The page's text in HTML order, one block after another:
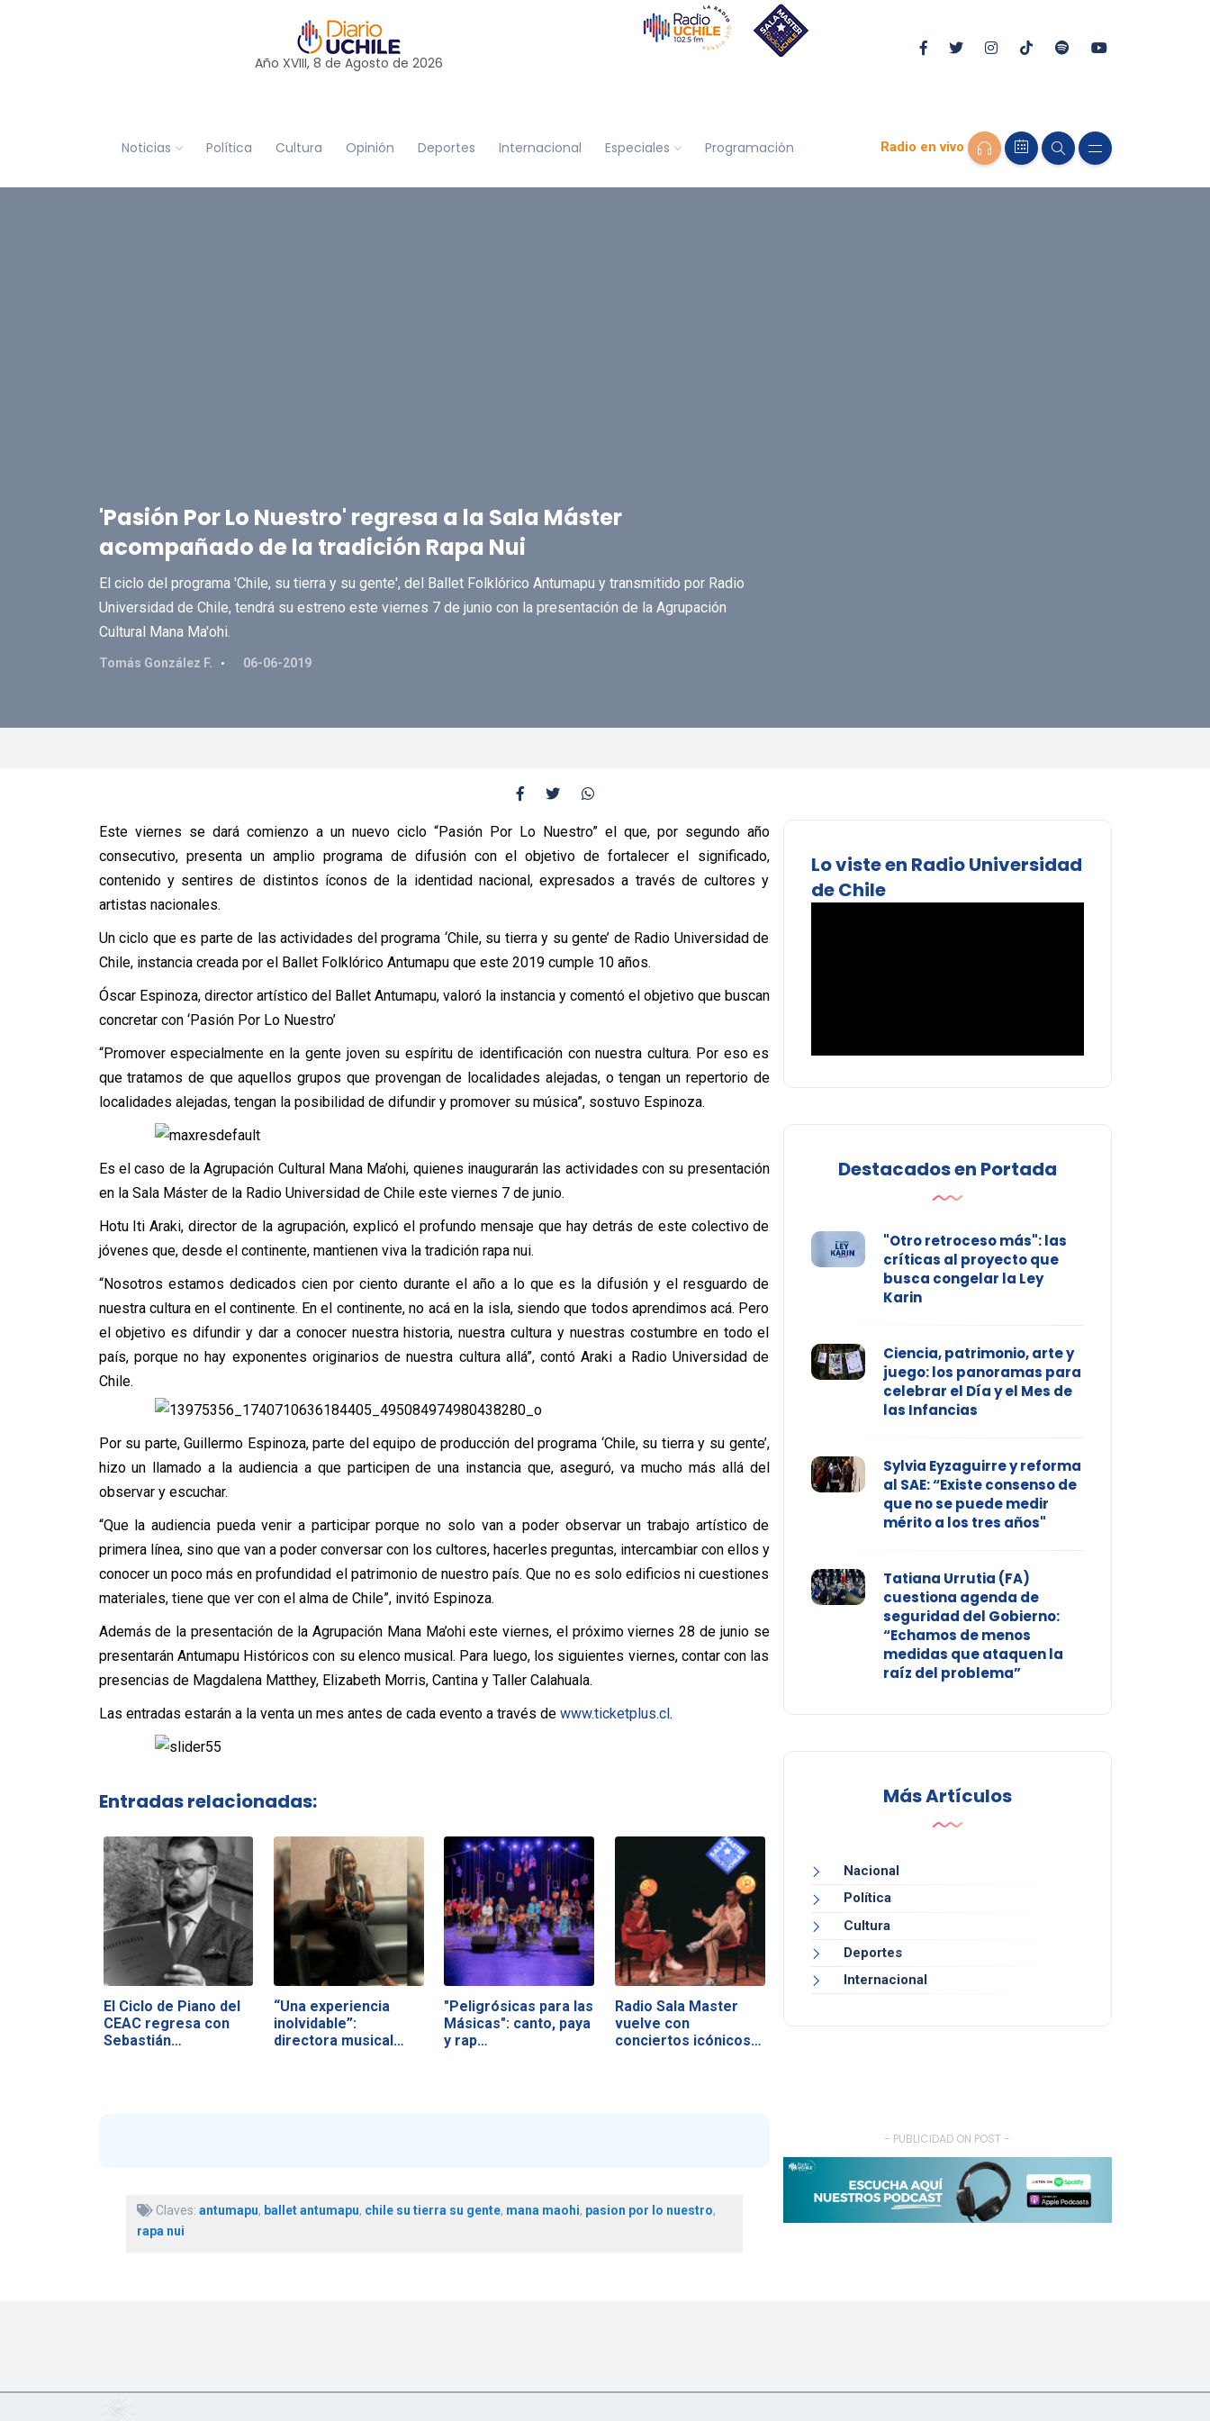
Año XVIII, 8 de Agosto de 2026
Noticias Política Cultura Opinión Deportes Internacional Especiales Programación Radio en vivo
'Pasión Por Lo Nuestro' regresa a la Sala Máster
acompañado de la tradición Rapa Nui
El ciclo del programa 'Chile, su tierra y su gente', del Ballet Folklórico Antumapu y transmitido por Radio
Universidad de Chile, tendrá su estreno este viernes 7 de junio con la presentación de la Agrupación
Cultural Mana Ma'ohi.
Tomás González F. 06-06-2019
Este viernes se dará comienzo a un nuevo ciclo “Pasión Por Lo Nuestro” el que, por segundo año
consecutivo, presenta un amplio programa de difusión con el objetivo de fortalecer el significado,
contenido y sentires de distintos íconos de la identidad nacional, expresados a través de cultores y
artistas nacionales.
Un ciclo que es parte de las actividades del programa ‘Chile, su tierra y su gente’ de Radio Universidad de
Chile, instancia creada por el Ballet Folklórico Antumapu que este 2019 cumple 10 años.
Óscar Espinoza, director artístico del Ballet Antumapu, valoró la instancia y comentó el objetivo que buscan
concretar con ‘Pasión Por Lo Nuestro’
“Promover especialmente en la gente joven su espíritu de identificación con nuestra cultura. Por eso es
que tratamos de que aquellos grupos que provengan de localidades alejadas, o tengan un repertorio de
localidades alejadas, tengan la posibilidad de difundir y promover su música”, sostuvo Espinoza.
Es el caso de la Agrupación Cultural Mana Ma’ohi, quienes inaugurarán las actividades con su presentación
en la Sala Máster de la Radio Universidad de Chile este viernes 7 de junio.
Hotu Iti Araki, director de la agrupación, explicó el profundo mensaje que hay detrás de este colectivo de
jóvenes que, desde el continente, mantienen viva la tradición rapa nui.
“Nosotros estamos dedicados cien por ciento durante el año a lo que es la difusión y el resguardo de
nuestra cultura en el continente. En el continente, no acá en la isla, siendo que todos aprendimos acá. Pero
el objetivo es difundir y dar a conocer nuestra historia, nuestra cultura y nuestras costumbre en todo el
país, porque no hay exponentes originarios de nuestra cultura allá”, contó Araki a Radio Universidad de
Chile.
Por su parte, Guillermo Espinoza, parte del equipo de producción del programa ‘Chile, su tierra y su gente’,
hizo un llamado a la audiencia a que participen de una instancia que, aseguró, va mucho más allá del
observar y escuchar.
“Que la audiencia pueda venir a participar porque no solo van a poder observar un trabajo artístico de
primera línea, sino que van a poder conversar con los cultores, hacerles preguntas, intercambiar con ellos y
conocer un poco más en profundidad el patrimonio de nuestro país. Que no es solo edificios ni cuestiones
materiales, tiene que ver con el alma de Chile”, invitó Espinoza.
Además de la presentación de la Agrupación Mana Ma’ohi este viernes, el próximo viernes 28 de junio se
presentarán Antumapu Históricos con su elenco musical. Para luego, los siguientes viernes, contar con las
presencias de Magdalena Matthey, Elizabeth Morris, Cantina y Taller Calahuala.
Las entradas estarán a la venta un mes antes de cada evento a través de www.ticketplus.cl.
Entradas relacionadas:
El Ciclo de Piano del
CEAC regresa con
Sebastián…
“Una experiencia
inolvidable”:
directora musical
"Peligrósicas para las
Másicas": canto, paya
y rap…
Radio Sala Master
vuelve con
conciertos icónicos
Claves: antumapu, ballet antumapu, chile su tierra su gente, mana maohi, pasion por lo nuestro,
rapa nui
Lo viste en Radio Universidad
de Chile
Destacados en Portada
"Otro retroceso más": las
críticas al proyecto que
busca congelar la Ley
Karin
Ciencia, patrimonio, arte y
juego: los panoramas para
celebrar el Día y el Mes de
las Infancias
Sylvia Eyzaguirre y reforma
al SAE: “Existe consenso de
que no se puede medir
mérito a los tres años"
Tatiana Urrutia (FA)
cuestiona agenda de
seguridad del Gobierno:
“Echamos de menos
medidas que ataquen la
raíz del problema”
Más Artículos
Nacional
Política
Cultura
Deportes
Internacional
- PUBLICIDAD ON POST -